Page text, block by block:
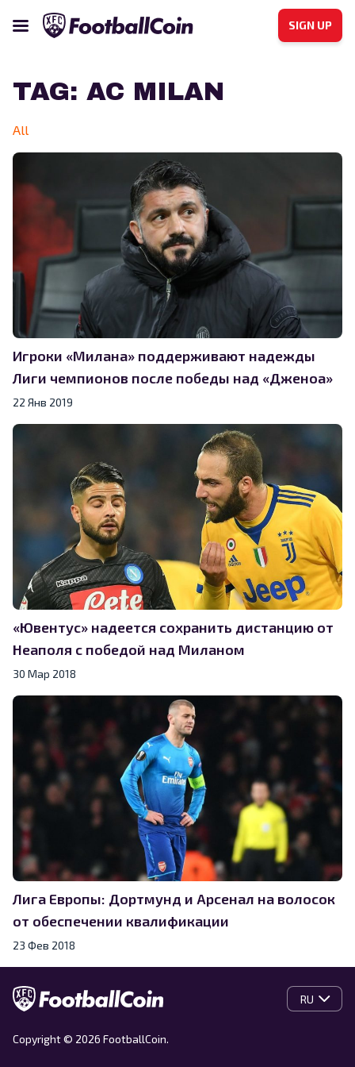
SIGN UP
TAG: AC MILAN
All
Игроки «Милана» поддерживают надежды
Лиги чемпионов после победы над «Дженоа»
22 Янв 2019
«Ювентус» надеется сохранить дистанцию от
Неаполя с победой над Миланом
30 Мар 2018
Лига Европы: Дортмунд и Арсенал на волосок
от обеспечении квалификации
23 Фев 2018
RU
Copyright © 2026 FootballCoin.